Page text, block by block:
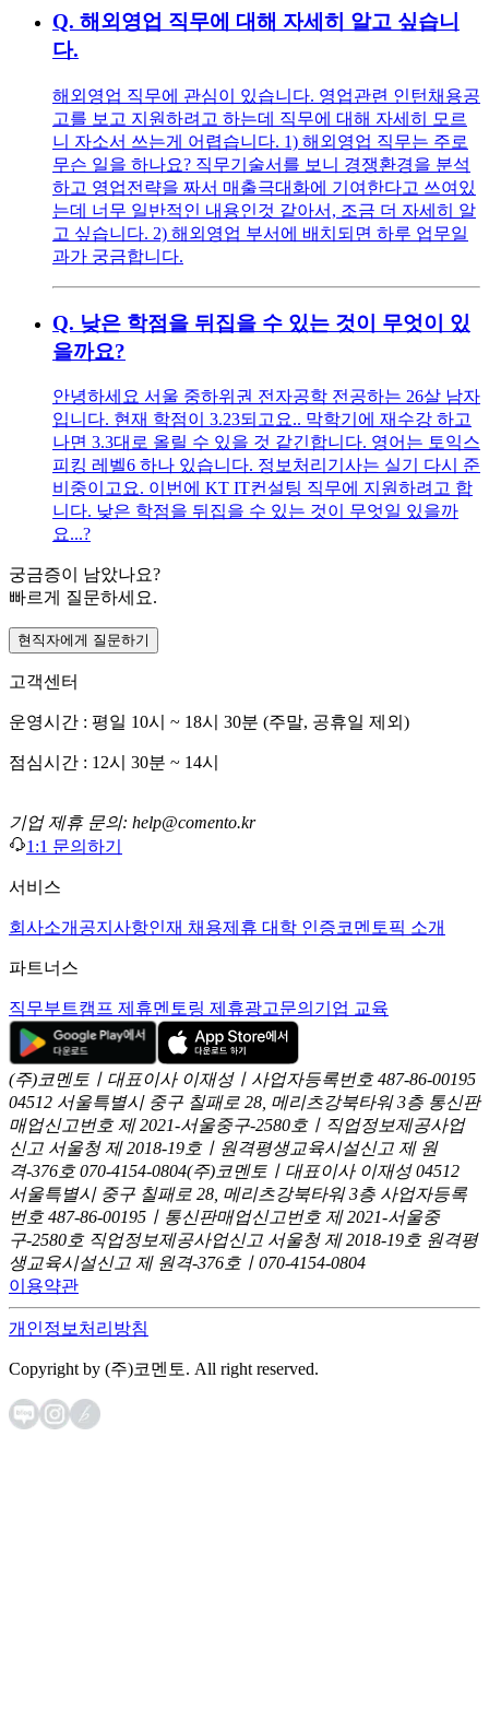
Q. 해외영업 직무에 대해 자세히 알고 싶습니
다.
해외영업 직무에 관심이 있습니다. 영업관련 인턴채용공
고를 보고 지원하려고 하는데 직무에 대해 자세히 모르
니 자소서 쓰는게 어렵습니다. 1) 해외영업 직무는 주로
무슨 일을 하나요? 직무기술서를 보니 경쟁환경을 분석
하고 영업전략을 짜서 매출극대화에 기여한다고 쓰여있
는데 너무 일반적인 내용인것 같아서, 조금 더 자세히 알
고 싶습니다. 2) 해외영업 부서에 배치되면 하루 업무일
과가 궁금합니다.
Q. 낮은 학점을 뒤집을 수 있는 것이 무엇이 있
을까요?
안녕하세요 서울 중하위권 전자공학 전공하는 26살 남자
입니다. 현재 학점이 3.23되고요.. 막학기에 재수강 하고
나면 3.3대로 올릴 수 있을 것 같긴합니다. 영어는 토익스
피킹 레벨6 하나 있습니다. 정보처리기사는 실기 다시 준
비중이고요. 이번에 KT IT컨설팅 직무에 지원하려고 합
니다. 낮은 학점을 뒤집을 수 있는 것이 무엇일 있을까
요...?
궁금증이 남았나요?
빠르게 질문하세요.
현직자에게 질문하기
고객센터
운영시간 : 평일 10시 ~ 18시 30분 (주말, 공휴일 제외)
점심시간 : 12시 30분 ~ 14시
기업 제휴 문의: help@comento.kr
1:1 문의하기
서비스
회사소개 공지사항인재 채용제휴 대학 인증코멘토픽 소개
파트너스
직무부트캠프 제휴멘토링 제휴광고문의 기업 교육
(주)코멘토ㅣ대표이사 이재성ㅣ사업자등록번호 487-86-00195
04512 서울특별시 중구 칠패로 28, 메리츠강북타워 3층 통신판
매업신고번호 제 2021-서울중구-2580호ㅣ직업정보제공사업
신고 서울청 제 2018-19호ㅣ원격평생교육시설신고 제 원
격-376호 070-4154-0804(주)코멘토ㅣ대표이사 이재성 04512
서울특별시 중구 칠패로 28, 메리츠강북타워 3층 사업자등록
번호 487-86-00195ㅣ통신판매업신고번호 제 2021-서울중
구-2580호 직업정보제공사업신고 서울청 제 2018-19호 원격평
생교육시설신고 제 원격-376호ㅣ070-4154-0804
이용약관
개인정보처리방침
Copyright by (주)코멘토. All right reserved.